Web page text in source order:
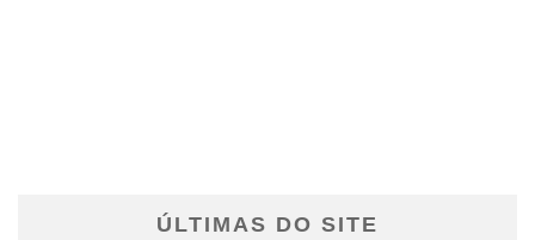
ÚLTIMAS DO SITE